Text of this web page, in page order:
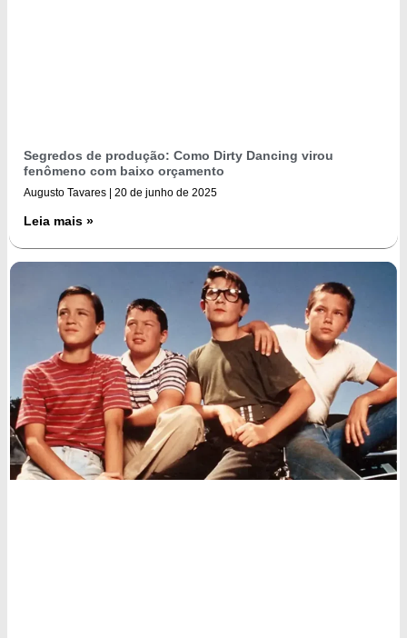
Segredos de produção: Como Dirty Dancing virou
fenômeno com baixo orçamento
Augusto Tavares 20 de junho de 2025
Leia mais »